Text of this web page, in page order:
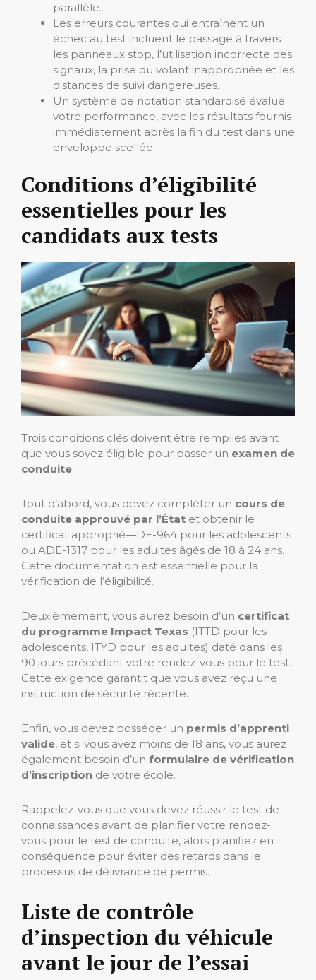
parallèle.
Les erreurs courantes qui entraînent un
échec au test incluent le passage à travers
les panneaux stop, l’utilisation incorrecte des
signaux, la prise du volant inappropriée et les
distances de suivi dangereuses.
Un système de notation standardisé évalue
votre performance, avec les résultats fournis
immédiatement après la fin du test dans une
enveloppe scellée.
Conditions d’éligibilité
essentielles pour les
candidats aux tests
Trois conditions clés doivent être remplies avant
que vous soyez éligible pour passer un examen de
conduite.
Tout d’abord, vous devez compléter un cours de
conduite approuvé par l’État et obtenir le
certificat approprié—DE-964 pour les adolescents
ou ADE-1317 pour les adultes âgés de 18 à 24 ans.
Cette documentation est essentielle pour la
vérification de l’éligibilité.
Deuxièmement, vous aurez besoin d’un certificat
du programme Impact Texas (ITTD pour les
adolescents, ITYD pour les adultes) daté dans les
90 jours précédant votre rendez-vous pour le test.
Cette exigence garantit que vous avez reçu une
instruction de sécurité récente.
Enfin, vous devez posséder un permis d’apprenti
valide, et si vous avez moins de 18 ans, vous aurez
également besoin d’un formulaire de vérification
d’inscription de votre école.
Rappelez-vous que vous devez réussir le test de
connaissances avant de planifier votre rendez-
vous pour le test de conduite, alors planifiez en
conséquence pour éviter des retards dans le
processus de délivrance de permis.
Liste de contrôle
d’inspection du véhicule
avant le jour de l’essai